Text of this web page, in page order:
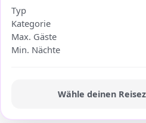
Typ
Kategorie
Max. Gäste
Min. Nächte
Wähle deinen